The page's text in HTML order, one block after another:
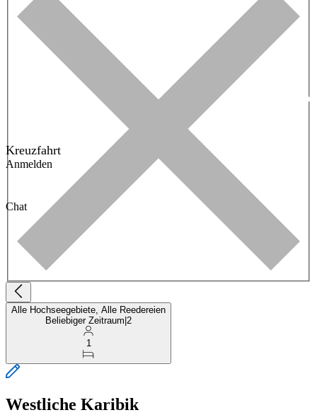
Kreuzfahrt
Anmelden
Chat
Alle Hochseegebiete, Alle Reedereien
Beliebiger Zeitraum 2
1
Westliche Karibik